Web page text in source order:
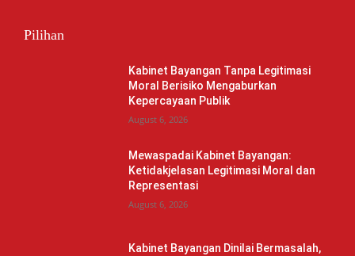
Pilihan
Kabinet Bayangan Tanpa Legitimasi
Moral Berisiko Mengaburkan
Kepercayaan Publik
August 6, 2026
Mewaspadai Kabinet Bayangan:
Ketidakjelasan Legitimasi Moral dan
Representasi
August 6, 2026
Kabinet Bayangan Dinilai Bermasalah,